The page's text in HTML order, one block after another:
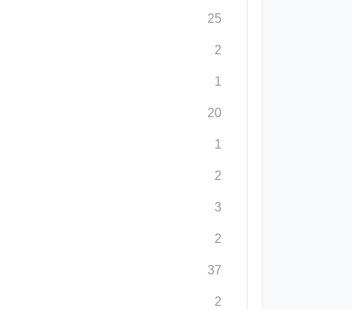
25
2
1
20
1
2
3
2
37
2